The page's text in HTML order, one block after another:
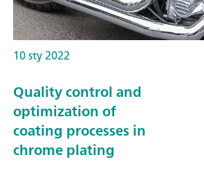
10 sty 2022
Quality control and
optimization of
coating processes in
chrome plating